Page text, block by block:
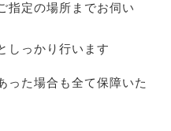
指定の場所までお伺い
しっかり行います
った場合も全て保障いた